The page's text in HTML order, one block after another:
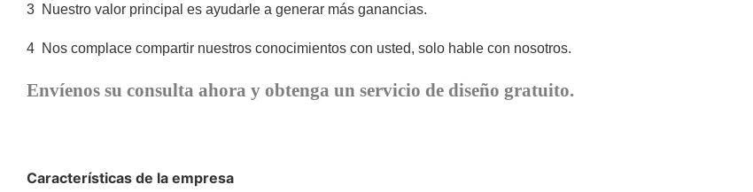
3 Nuestro valor principal es ayudarle a generar más ganancias.
4 Nos complace compartir nuestros conocimientos con usted, solo hable con nosotros.
Envíenos su consulta ahora y obtenga un servicio de diseño gratuito.
Características de la empresa